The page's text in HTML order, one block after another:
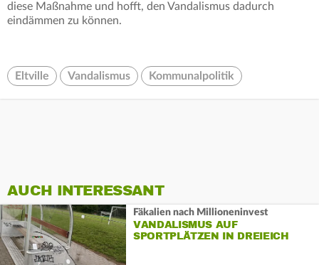
diese Maßnahme und hofft, den Vandalismus dadurch
eindämmen zu können.
Eltville Vandalismus Kommunalpolitik
AUCH INTERESSANT
Fäkalien nach Millioneninvest
VANDALISMUS AUF
SPORTPLÄTZEN IN DREIEICH